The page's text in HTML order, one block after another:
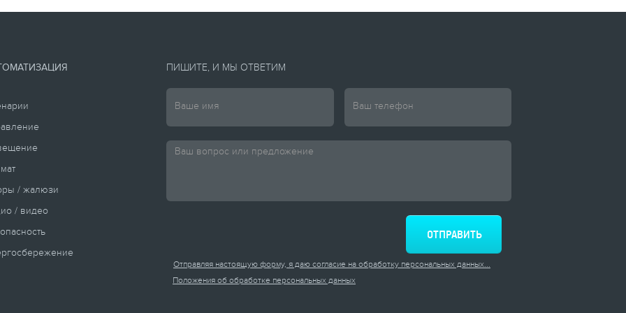
/ жалюзи
/ видео
ПИШИТЕ, И МЫ ОТВЕТИМ
Отправляя настоящую форму, я даю согласие на обработку персональных данных...
Положения об обработке персональных данных